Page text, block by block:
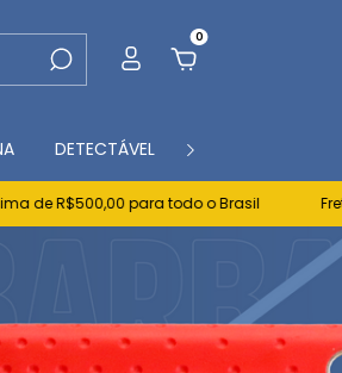
0
DETECTÁVEL
R$500,00 para todo o Brasil Frete